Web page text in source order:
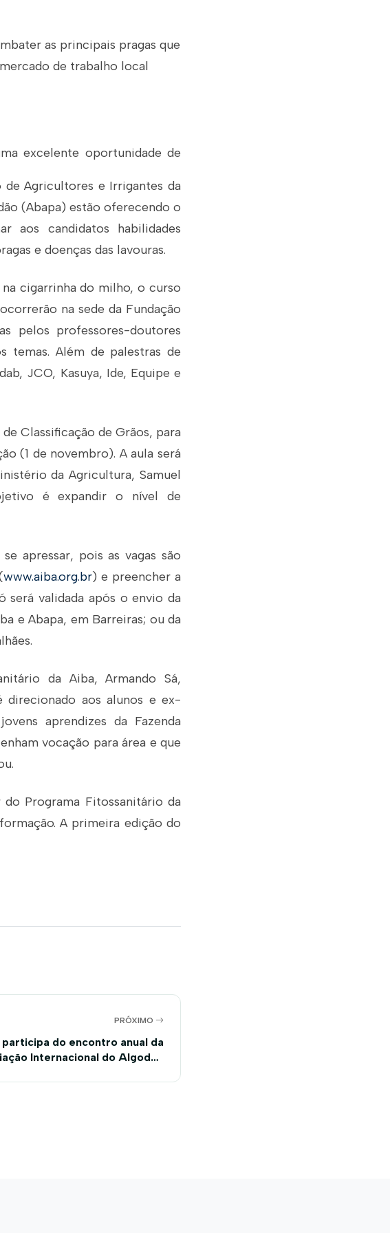
as principais pragas que
de trabalho local
excelente oportunidade de
de Agricultores e Irrigantes da
(Abapa) estão oferecendo o
aos candidatos habilidades
e doenças das lavouras.
cigarrinha do milho, o curso
na sede da Fundação
pelos professores-doutores
temas. Além de palestras de
JCO, Kasuya, Ide, Equipe e
Classificação de Grãos, para
(1 de novembro). A aula será
da Agricultura, Samuel
é expandir o nível de
apressar, pois as vagas são
www.aiba.org.br) e preencher a
será validada após o envio da
e Abapa, em Barreiras; ou da
da Aiba, Armando Sá,
direcionado aos alunos e ex-
aprendizes da Fazenda
vocação para área e que
Programa Fitossanitário da
A primeira edição do
PRÓXIMO
do encontro anual da
Internacional do Algodão